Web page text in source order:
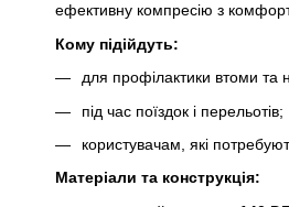
ефективну компресію з
Кому підійдуть:
для профілактики втоми та
під час поїздок і перельотів;
користувачам, які
Матеріали та конструкція: